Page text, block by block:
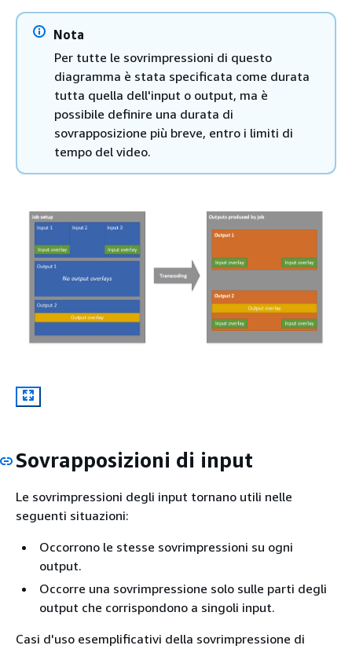
Nota
Per tutte le sovrimpressioni di questo
diagramma è stata specificata come durata
tutta quella dell'input o output, ma è
possibile definire una durata di
sovrapposizione più breve, entro i limiti di
tempo del video.
Sovrapposizioni di input
Le sovrimpressioni degli input tornano utili nelle
seguenti situazioni:
Occorrono le stesse sovrimpressioni su ogni
output.
Occorre una sovrimpressione solo sulle parti degli
output che corrispondono a singoli input.
Casi d'uso esemplificativi della sovrimpressione di